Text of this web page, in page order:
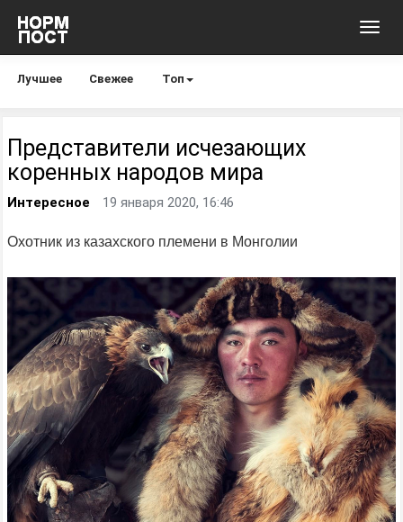
Лучшее Свежее Топ
Представители исчезающих
коренных народов мира
Интересное 19 января 2020, 16:46
Охотник из казахского племени в Монголии